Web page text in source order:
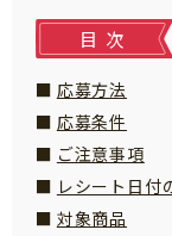
「こそだてまっぷ
サイトのご利⽤に
目次
応募方法
応募条件
ご注意事項
レシート日付
対象商品